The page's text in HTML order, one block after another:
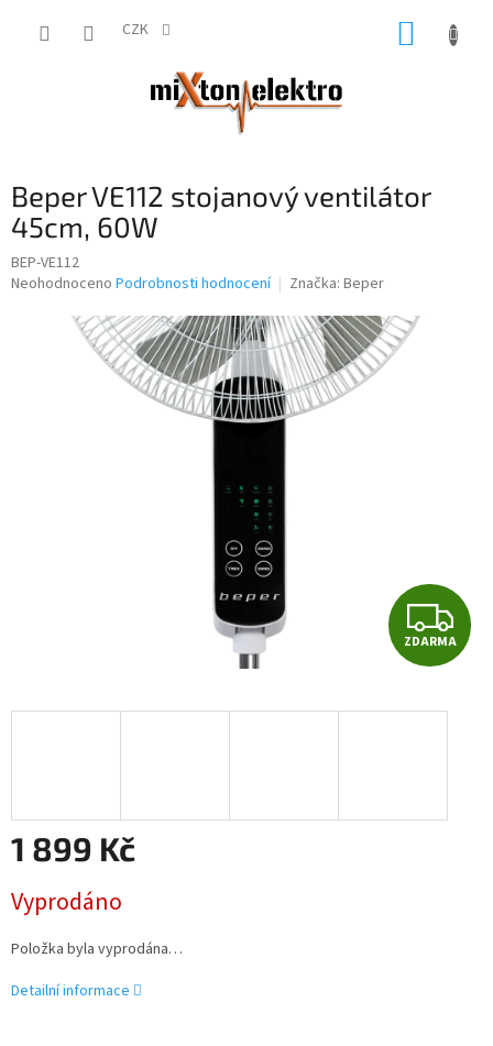
CZK
Beper VE112 stojanový ventilátor
45cm, 60W
BEP-VE112
Průměrné
Neohodnoceno Podrobnosti hodnocení Značka: Beper
Z
D
ZDARMA
1 899 Kč
cena:
Vyprodáno
Položka byla vyprodána…
Detailní informace